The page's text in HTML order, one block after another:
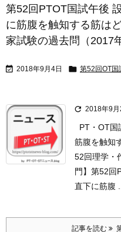
第52回PTOT国試午後
に筋腹を触知する筋は
家試験の過去問（2017
 2018年9月4日  第52回OT国
 2018年9月
PT・OT国
筋腹を触知
52回理学・
門】第52回
直下に筋腹 ...
記事を読む